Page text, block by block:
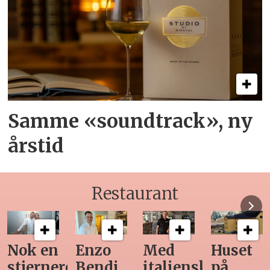
Samme «soundtrack», ny
årstid
Restaurant
Med
Huset
Ny
Siste